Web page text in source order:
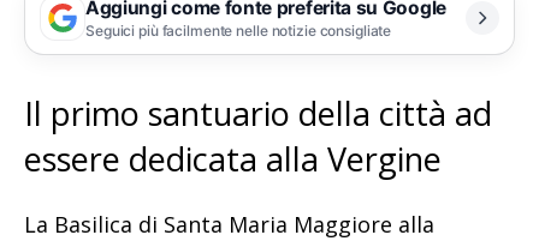
Aggiungi come fonte preferita su Google
Seguici più facilmente nelle notizie consigliate
Il primo santuario della città ad
essere dedicata alla Vergine
La Basilica di Santa Maria Maggiore alla